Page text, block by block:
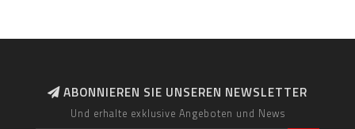
ABONNIEREN SIE UNSEREN NEWSLETTER
Und erhalte exklusive Angeboten und News